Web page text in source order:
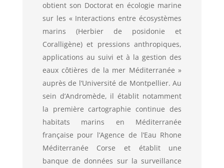
obtient son Doctorat en écologie marine
sur les « Interactions entre écosystèmes
marins (Herbier de posidonie et
Coralligène) et pressions anthropiques,
applications au suivi et à la gestion des
eaux côtières de la mer Méditerranée »
auprès de l’Université de Montpellier. Au
sein d’Andromède, il établit notamment
la première cartographie continue des
habitats marins en Méditerranée
française pour l’Agence de l’Eau Rhone
Méditerranée Corse et établit une
banque de données sur la surveillance